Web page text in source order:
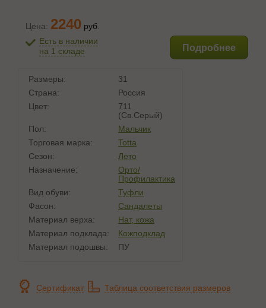
Цена: 2240 руб
Есть в наличии
на 1 складе
Подробнее
Размеры:
31
Страна:
Россия
Цвет:
711
(св.серый)
Пол:
Мальчик
Торговая марка:
Totta
Сезон:
Лето
Назначение:
Орто/
Профилактика
Вид обуви:
Туфли
Фасон:
Сандалеты
Материал верха:
Нат, кожа
Материал подклада:
Кожподклад
Материал подошвы:
ПУ
Сертификат Таблица соответствия размеров